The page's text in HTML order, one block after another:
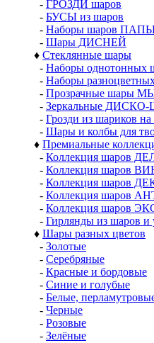
- ГРОЗДИ шаров
- БУСЫ из шаров
- Наборы шаров
- Шары ДИСНЕЙ
♦ Стеклянные шары
- Наборы однотонных
- Наборы
- Прозрачные шары
- Зеркальные
- Грозди из шариков на
- Шары и колбы для
♦ Премиальные
- Коллекция шаров
- Коллекция шаров
- Коллекция шаров
- Коллекция шаров
- Коллекция шаров
- Гирлянды из шаров и
♦ Шары разных цветов
- Золотые
- Серебряные
- Красные и бордовые
- Синие и голубые
- Белые,
- Черные
- Розовые
- Зелёные